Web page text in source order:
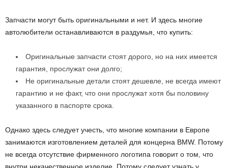
Запчасти могут быть оригинальными и нет. И здесь многие
автолюбители останавливаются в раздумья, что купить:
Оригинальные запчасти стоят дорого, но на них имеется
гарантия, прослужат они долго;
Не оригинальные детали стоят дешевле, не всегда имеют
гарантию и не факт, что они прослужат хотя бы половину
указанного в паспорте срока.
Однако здесь следует учесть, что многие компании в Европе
занимаются изготовлением деталей для концерна BMW. Потому
не всегда отсутствие фирменного логотипа говорит о том, что